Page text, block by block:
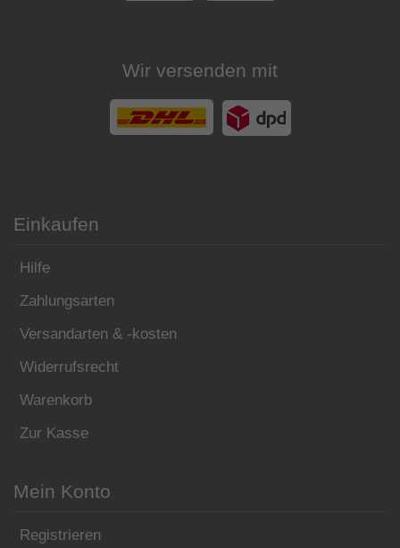
Wir versenden mit
Einkaufen
Hilfe
Zahlungsarten
Versandarten & -kosten
Widerrufsrecht
Warenkorb
Zur Kasse
Mein Konto
Registrieren